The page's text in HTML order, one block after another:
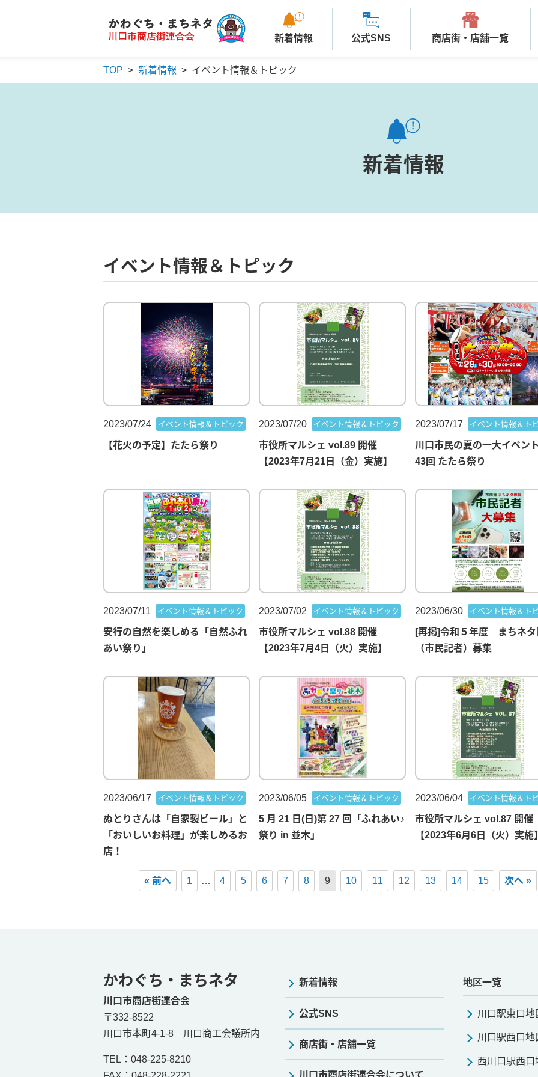
かわぐち・まちネタ
川口市商店街連合会 新着情報 公式SNS 商店街・店舗一覧
TOP > 新着情報 > イベント情報＆トピック
新着情報
イベント情報＆トピック
2023/07/24 イベント情報＆トピック
【花火の予定】たたら祭り
2023/07/20 イベント情報＆トピック
市役所マルシェ vol.89 開催
【2023年7月21日（金）実施】
2023/07/17 イベント情報＆ト
川口市民の夏の一大イベン
43回 たたら祭り
2023/07/11 イベント情報＆トピック
安行の自然を楽しめる「自然ふれ
あい祭り」
2023/07/02 イベント情報＆トピック
市役所マルシェ vol.88 開催
【2023年7月4日（火）実施】
2023/06/30 イベント情報＆ト
[再掲]令和５年度 まちネタ
（市民記者）募集
2023/06/17 イベント情報＆トピック
ぬとりさんは「自家製ビール」と
「おいしいお料理」が楽しめるお
店！
2023/06/05 イベント情報＆トピック
5 月 21 日(日)第 27 回「ふれあい♪
祭り in 並木」
2023/06/04 イベント情報＆ト
市役所マルシェ vol.87 開催
【2023年6月6日（火）実施】
« 前へ 1 … 4 5 6 7 8 9 10 11 12 13 14 15 次へ »
かわぐち・まちネタ
川口市商店街連合会
〒332-8522
川口市本町4-1-8 川口商工会議所内
TEL： 048-225-8210
新着情報
公式SNS
商店街・店舗一覧
地区一覧
川口駅東口地
川口駅西口地
西川口駅西口